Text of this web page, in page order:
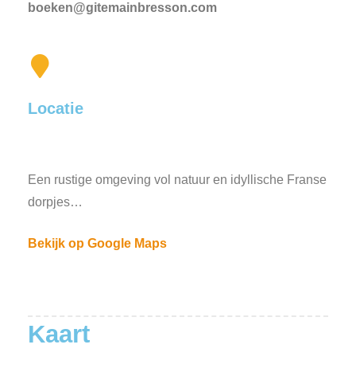
boeken@gitemainbresson.com
Locatie
Een rustige omgeving vol natuur en idyllische Franse
dorpjes…
Bekijk op Google Maps
Kaart